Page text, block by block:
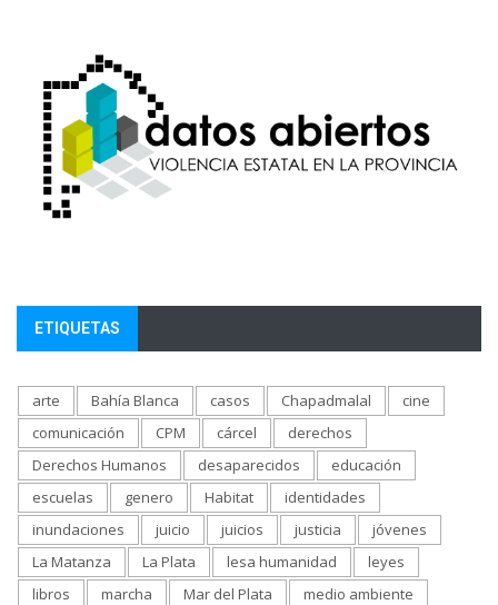
ETIQUETAS
arte Bahía Blanca casos Chapadmalal
cine
comunicación
CPM cárcel
derechos
Derechos Humanos
desaparecidos
educación
escuelas
genero Habitat
identidades
inundaciones
juicio juicios justicia
jóvenes
La Matanza
La Plata lesa humanidad
leyes
libros
marcha Mar del Plata
medio ambiente